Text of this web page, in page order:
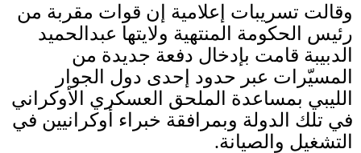
وقالت تسريبات إعلامية إن قوات مقربة من
رئيس الحكومة المنتهية ولايتها عبدالحميد
الدبيبة قامت بإدخال دفعة جديدة من
المسيّرات عبر حدود إحدى دول الجوار
الليبي بمساعدة الملحق العسكري الأوكراني
في تلك الدولة وبمرافقة خبراء أوكرانيين في
التشغيل والصيانة.